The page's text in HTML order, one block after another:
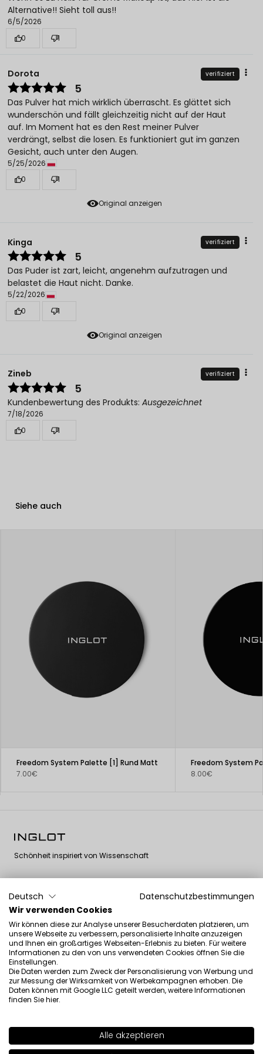
SHADE IVORY VANILLA 801
Alternative!! Sieht toll aus!!
6/5/2026
0
1
Original anzeigen
Dorota verifiziert
5
Das Pulver hat mich wirklich überrascht. Es glättet sich
wunderschön und fällt gleichzeitig nicht auf der Haut
auf. Im Moment hat es den Rest meiner Pulver
verdrängt, selbst die losen. Es funktioniert gut im ganzen
Gesicht, auch unter den Augen.
5/25/2026
0
1
Original anzeigen
Kinga verifiziert
5
Das Puder ist zart, leicht, angenehm aufzutragen und
belastet die Haut nicht. Danke.
5/22/2026
0
1
Zineb verifiziert
5
Kundenbewertung des Produkts: Ausgezeichnet
7/18/2026
0
1
Siehe auch
Freedom System Palette [1] Rund Matt
7.00€
8.00€
Schönheit inspiriert von Wissenschaft
Newsletter
I have read the information regarding the processing of my
personal data by INGLOT S.A. in the context of the newsletter.
Deutsch
Datenschutzbestimmungen
Wir verwenden Cookies
Wir können diese zur Analyse unserer Besucherdaten platzieren, um
unsere Webseite zu verbessern, personalisierte Inhalte anzuzeigen
und Ihnen ein großartiges Webseiten-Erlebnis zu bieten. Für weitere
Informationen zu den von uns verwendeten Cookies öffnen Sie die
Einstellungen.
Die Daten werden zum Zweck der Personalisierung von Werbung und
zur Messung der Wirksamkeit von Werbekampagnen erhoben. Die
Daten können mit Google LLC geteilt werden, weitere Informationen
finden Siehier.
Alle akzeptieren